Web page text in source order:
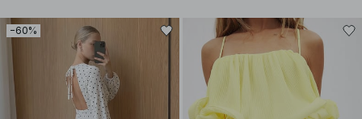
−60%